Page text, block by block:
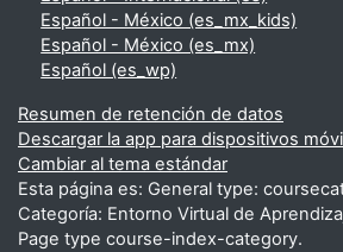
Español - México ‎(es_mx_kids)‎
Español - México ‎(es_mx)‎
Español ‎(es_wp)‎
Resumen de retención de datos
Descargar la app para dispositivos
Cambiar al tema estándar
Esta página es: General type:
Categoría: Entorno Virtual de
Page type course-index-category.